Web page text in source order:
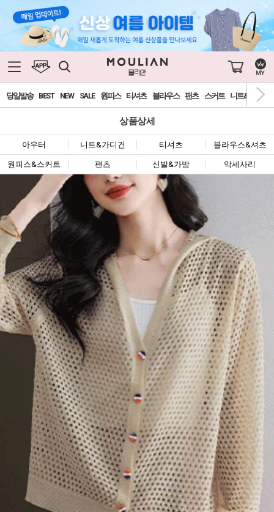
당일발송 BEST NEW SALE 원피스 티셔츠 블라우스 팬츠 스커트 니트&가디건
상품상세
아우터 니트&가디건 티셔츠 블라우스&셔츠
원피스&스커트 팬츠 신발&가방 악세사리